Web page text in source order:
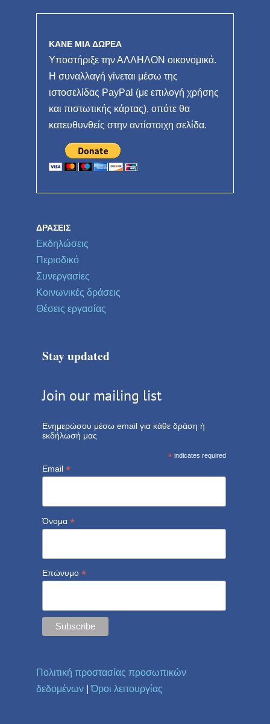
ΚΑΝΕ ΜΙΑ ΔΩΡΕΑ
Υποστήριξε την ΑΛΛΗΛΟΝ οικονομικά.
Η συναλλαγή γίνεται μέσω της
ιστοσελίδας PayPal (με επιλογή χρήσης
και πιστωτικής κάρτας), οπότε θα
κατευθυνθείς στην αντίστοιχη σελίδα.
ΔΡΆΣΕΙΣ
Εκδηλώσεις
Περιοδικό
Συνεργασίες
Κοινωνικές δράσεις
Θέσεις εργασίας
Stay updated
Join our mailing list
Ενημερώσου μέσω email για κάθε δράση ή
εκδήλωσή μας
* indicates required
Email *
Όνομα *
Επώνυμο *
Πολιτική προστασίας προσωπικών
δεδομένων |Όροι λειτουργίας